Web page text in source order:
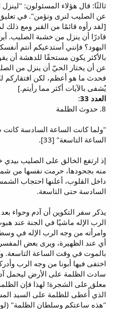
ثالثًا: قال هؤلاء المسئولون:
عن الصليب لنرى ونؤمن". في
[لقد رأوه قائمًا من القبر ومع ذلك
قادرًا أن ينزل من خشبة الصليب. أين
اليهود؟ فإنني أستدعيكم أنتم
بالأكثر يكون مستحقًا للدهشة أن
عن أن يختار الحيّ أن ينزل من
فحدث ما هو أعظم، لكن افتقاركم
يُشفى بالآيات أكثر مما رأيتم.]
العدد 33
:
8. حدوث الظلمة
"ولما كانت الساعة السادسة
الساعة التاسعة" [33].
إذ ارتفع الخالق على الصليب بيدي
منه بجحودها، حرمت نفسها من
داخل القلوب، أعلنها احتجاب
السادسة حتى التاسعة.
يذكر سفر التكوين أن آدم وحواء
الرب الإله ماشيًا في الجنة عند
أي عند الظهيرة، ويرى بعض
بالموت في وقت الساعة التاسعة.
اختفى فيها أبونا من وجه الرب
سادت الظلمة على الأرض ليحمل
معلق على الشجرة! لهذا فإن
الذي أُعطى للظلمة على السيد
"هذه ساعتكم وسلطان الظلمة" (لو 22: 53).